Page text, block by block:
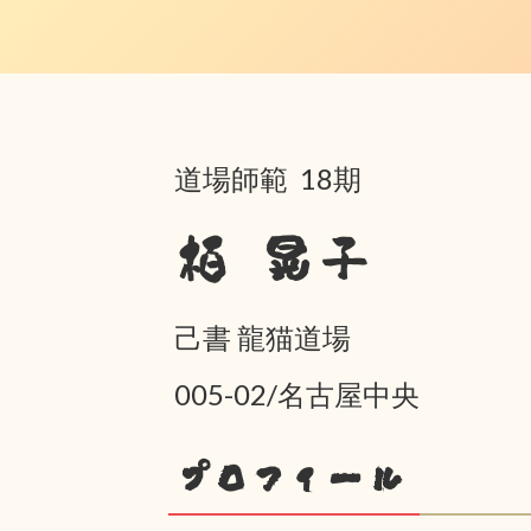
道場師範 18期
栢 晃子
己書 龍猫道場
005-02/名古屋中央
プロフィール